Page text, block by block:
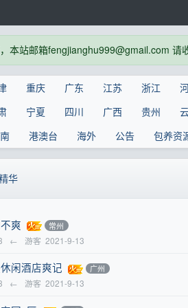
本站邮箱fengjianghu999@gmail.com 请
重庆 广东 江苏 浙江
宁夏 四川 广西 贵州
港澳台 海外 公告 包养资
华
爽 常州
← 游客 2021-9-13
闲酒店爽记 广州
← 游客 2021-9-13